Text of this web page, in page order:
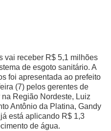
vai receber R$ 5,1 milhões
de esgoto sanitário. A
foi apresentada ao prefeito
(7) pelos gerentes de
Região Nordeste, Luiz
Antônio da Platina, Gandy
está aplicando R$ 1,3
de água.